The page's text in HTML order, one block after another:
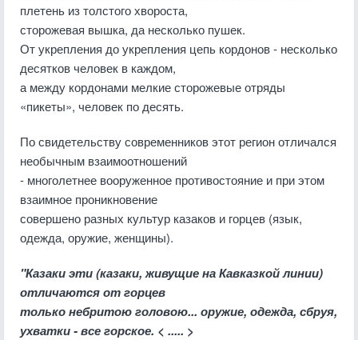
плетень из толстого хвороста,
сторожевая вышка, да несколько пушек.
От укрепления до укрепления цепь кордонов - несколько
десятков человек в каждом,
а между кордонами мелкие сторожевые отряды
«пикеты», человек по десять.
По свидетельству современников этот регион отличался
необычным взаимоотношений
- многолетнее вооруженное противостояние и при этом
взаимное проникновение
совершено разных культур казаков и горцев (язык,
одежда, оружие, женщины).
"Казаки эти (казаки, живущие на Кавказкой линии)
отличаются от горцев
только небритою головою... оружие, одежда, сбруя,
ухватки - все горское. < ..... >